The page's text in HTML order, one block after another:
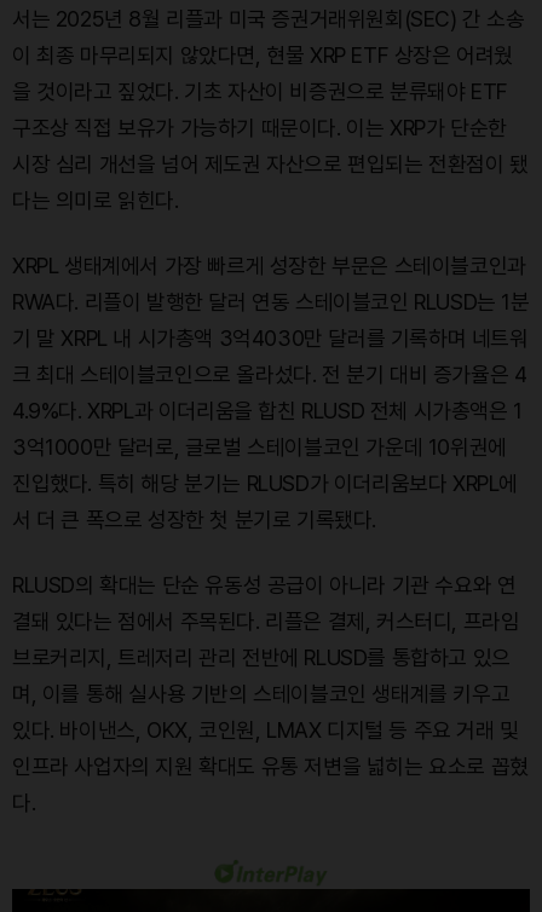
서는 2025년 8월 리플과 미국 증권거래위원회(SEC) 간 소송
이 최종 마무리되지 않았다면, 현물 XRP ETF 상장은 어려웠
을 것이라고 짚었다. 기초 자산이 비증권으로 분류돼야 ETF
구조상 직접 보유가 가능하기 때문이다. 이는 XRP가 단순한
시장 심리 개선을 넘어 제도권 자산으로 편입되는 전환점이 됐
다는 의미로 읽힌다.
XRPL 생태계에서 가장 빠르게 성장한 부문은 스테이블코인과
RWA다. 리플이 발행한 달러 연동 스테이블코인 RLUSD는 1분
기 말 XRPL 내 시가총액 3억4030만 달러를 기록하며 네트워
크 최대 스테이블코인으로 올라섰다. 전 분기 대비 증가율은 4
4.9%다. XRPL과 이더리움을 합친 RLUSD 전체 시가총액은 1
3억1000만 달러로, 글로벌 스테이블코인 가운데 10위권에
진입했다. 특히 해당 분기는 RLUSD가 이더리움보다 XRPL에
서 더 큰 폭으로 성장한 첫 분기로 기록됐다.
RLUSD의 확대는 단순 유동성 공급이 아니라 기관 수요와 연
결돼 있다는 점에서 주목된다. 리플은 결제, 커스터디, 프라임
브로커리지, 트레저리 관리 전반에 RLUSD를 통합하고 있으
며, 이를 통해 실사용 기반의 스테이블코인 생태계를 키우고
있다. 바이낸스, OKX, 코인원, LMAX 디지털 등 주요 거래 및
인프라 사업자의 지원 확대도 유통 저변을 넓히는 요소로 꼽혔
다.